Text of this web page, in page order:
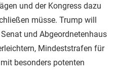
und der Kongress dazu
müsse. Trump will
und Abgeordnetenhaus
Mindeststrafen für
besonders potenten